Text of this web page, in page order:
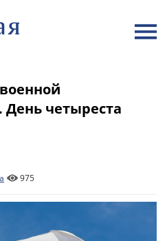
четыреста
975